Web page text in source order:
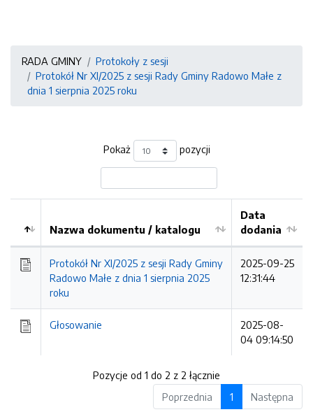
RADA GMINY
Protokoły z sesji
Protokół Nr XI/2025 z sesji Rady Gminy Radowo Małe z
dnia 1 sierpnia 2025 roku
Pokaż pozycji
Kolejność
Nazwa dokumentu / katalogu
Data
dodania
Protokół Nr XI/2025 z sesji Rady Gminy
Radowo Małe z dnia 1 sierpnia 2025
roku
2025-09-25
12:31:44
Głosowanie
2025-08-
04 09:14:50
Pozycje od 1 do 2 z 2 łącznie
Poprzednia
1 Następna